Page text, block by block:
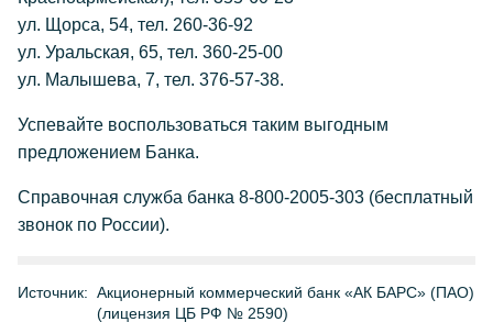
ул. Щорса, 54, тел. 260-36-92
ул. Уральская, 65, тел. 360-25-00
ул. Малышева, 7, тел. 376-57-38.
Успевайте воспользоваться таким выгодным
предложением Банка.
Справочная служба банка 8-800-2005-303 (бесплатный
звонок по России).
Источник: Акционерный коммерческий банк «АК БАРС» (ПАО)
(лицензия ЦБ РФ № 2590)